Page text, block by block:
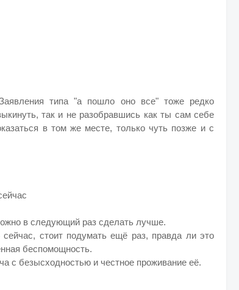
типа "а пошло оно все" тоже редко
так и не разобравшись как ты сам себе
в том же месте, только чуть позже и с
в следующий раз сделать лучше.
стоит подумать ещё раз, правда ли это
беспомощность.
с безысходностью и честное проживание её.